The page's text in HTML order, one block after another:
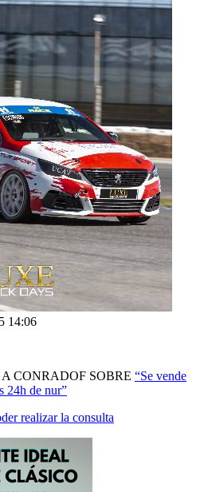
14:06
CONRADOF SOBRE
24h de nur”
realizar la consulta